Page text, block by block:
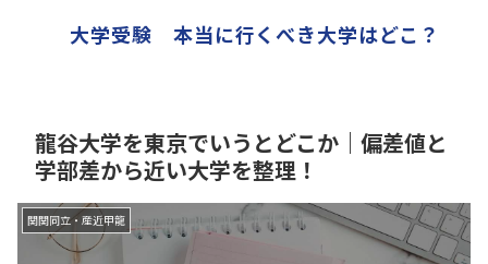
大学受験 本当に行くべき大学はどこ？
龍谷大学を東京でいうとどこか｜偏差値と
学部差から近い大学を整理！
関関同立・産近甲龍